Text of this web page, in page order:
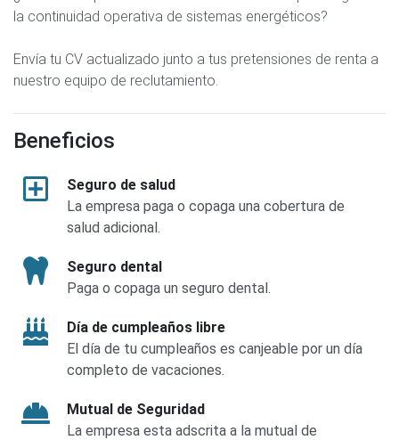
la continuidad operativa de sistemas energéticos?
Envía tu CV actualizado junto a tus pretensiones de renta a
nuestro equipo de reclutamiento.
Beneficios
Seguro de salud
La empresa paga o copaga una cobertura de
salud adicional.
Seguro dental
Paga o copaga un seguro dental.
Día de cumpleaños libre
El día de tu cumpleaños es canjeable por un día
completo de vacaciones.
Mutual de Seguridad
La empresa esta adscrita a la mutual de